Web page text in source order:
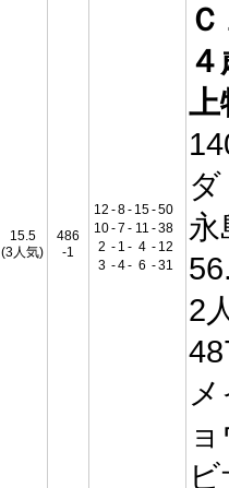
15.5
(3人気)
486
-1
12 -8- 15-50
10-7 - 11 -38
2 - 1 - 4 - 12
3 -4- 6 -31
2